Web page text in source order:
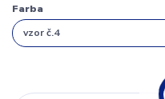
Farba